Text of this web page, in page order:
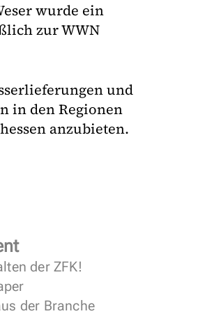
wurde ein
zur WWN
und
in den Regionen
anzubieten.
der ZFK!
der Branche